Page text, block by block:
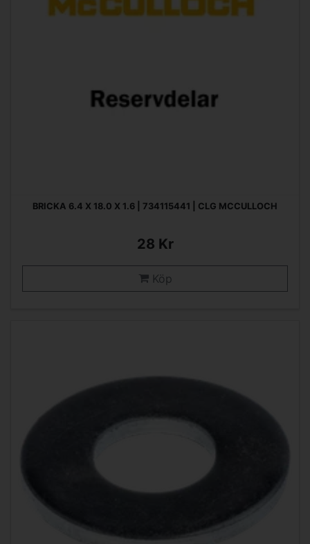
BRICKA 6.4 X 18.0 X 1.6 | 734115441 | CLG MCCULLOCH
28 Kr
Köp